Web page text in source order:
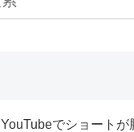
YouTubeでショートが